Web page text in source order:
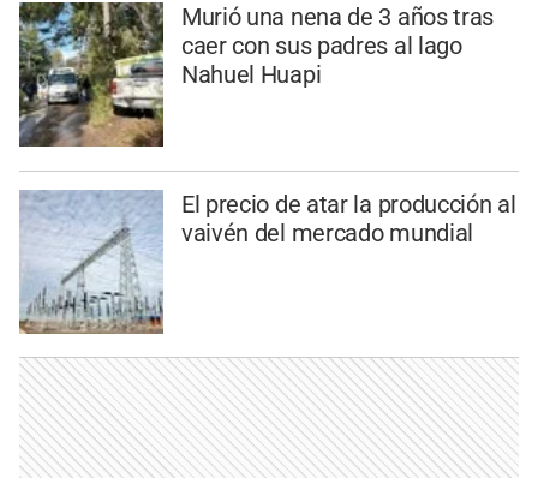
Murió una nena de 3 años tras
caer con sus padres al lago
Nahuel Huapi
El precio de atar la producción al
vaivén del mercado mundial